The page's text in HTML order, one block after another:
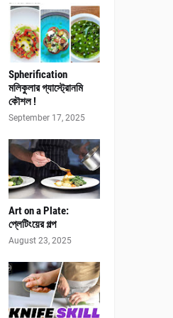
Spherification
মলিকুলার গ্যাস্ট্রোনমি
কৌশল !
September 17, 2025
Art on a Plate:
প্লেটিংয়ের গল্প
August 23, 2025